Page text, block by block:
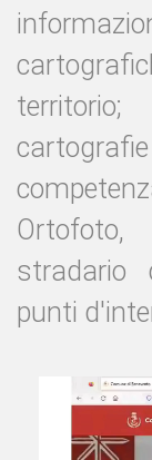
stradario
punti